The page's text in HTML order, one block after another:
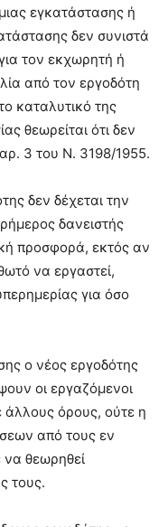
εγκατάστασης ή
δεν συνιστά
τον εκχωρητή ή
από τον εργοδότη
καταλυτικό της
θεωρείται ότι δεν
3 του Ν. 3198/1955.
δεν δέχεται την
δανειστής
προσφορά, εκτός αν
να εργαστεί,
για όσο
ο νέος εργοδότης
οι εργαζόμενοι
άλλους όρους, ούτε η
από τους εν
θεωρηθεί
τους.